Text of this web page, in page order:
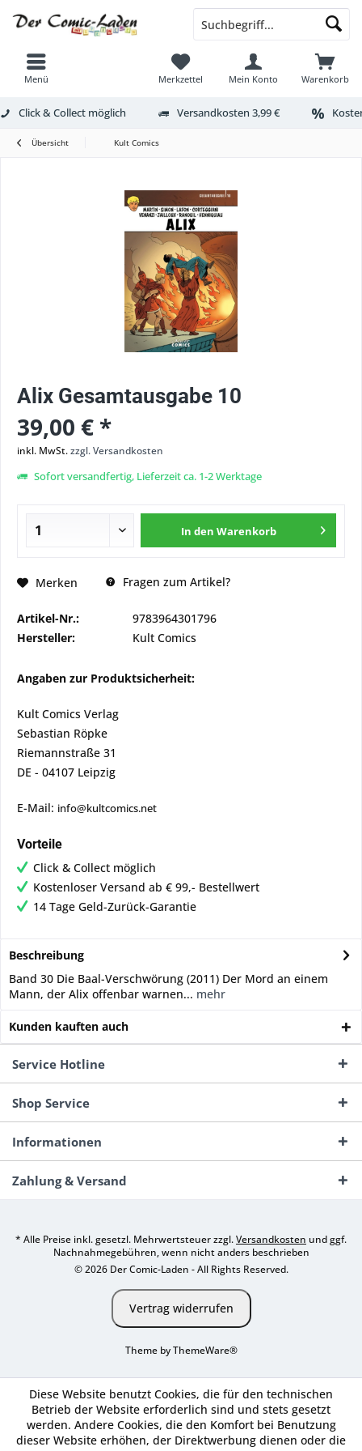
Menü Warenkorb
Merkzettel Mein Konto
Click & Collect möglich Versandkosten 3,99 €
Übersicht Kult Comics
Alix Gesamtausgabe 10
39,00 € *
inkl. MwSt.zzgl. Versandkosten
Sofort versandfertig, Lieferzeit ca. 1-2 Werktage
In den Warenkorb
Merken Fragen zum Artikel?
Artikel-Nr.:
9783964301796
Hersteller:
Kult Comics
Angaben zur Produktsicherheit:
Kult Comics Verlag
Sebastian Röpke
Riemannstraße 31
DE - 04107 Leipzig
E-Mail: info@kultcomics.net
Vorteile
Click & Collect möglich
Kostenloser Versand ab € 99,- Bestellwert
14 Tage Geld-Zurück-Garantie
Beschreibung
Band 30 Die Baal-Verschwörung (2011) Der Mord an einem
Mann, der Alix offenbar warnen... mehr
Kunden kauften auch
Service Hotline
Shop Service
Informationen
Zahlung & Versand
* Alle Preise inkl. gesetzl. Mehrwertsteuer zzgl.Versandkosten und ggf.
Nachnahmegebühren, wenn nicht anders beschrieben
© 2026 Der Comic-Laden - All Rights Reserved.
Vertrag widerrufen
Theme byThemeWare®
Diese Website benutzt Cookies, die für den technischen
Betrieb der Website erforderlich sind und stets gesetzt
werden. Andere Cookies, die den Komfort bei Benutzung
dieser Website erhöhen, der Direktwerbung dienen oder die